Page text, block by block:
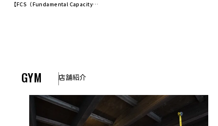
【FCS（Fundamental Capacity
GYM 店舗紹介